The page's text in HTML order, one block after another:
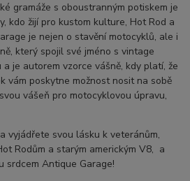
gramáže s oboustranným potiskem je
kdo žijí pro kustom kulture, Hot Rod a
je nejen o stavění motocyklů, ale i
který spojil své jméno s vintage
je autorem vzorce vášně, kdy platí, že
vám poskytne možnost nosit na sobě
vášeň pro motocyklovou úpravu,
vyjádřete svou lásku k veteránům,
Rodům a starým americkým V8, a
Antique Garage!